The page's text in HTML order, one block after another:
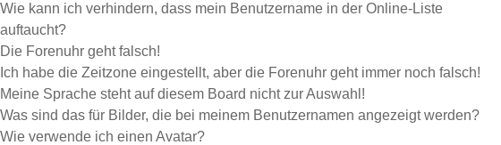
Wie kann ich verhindern, dass mein Benutzername in der Online-Liste
auftaucht?
Die Forenuhr geht falsch!
Ich habe die Zeitzone eingestellt, aber die Forenuhr geht immer noch falsch!
Meine Sprache steht auf diesem Board nicht zur Auswahl!
Was sind das für Bilder, die bei meinem Benutzernamen angezeigt werden?
Wie verwende ich einen Avatar?